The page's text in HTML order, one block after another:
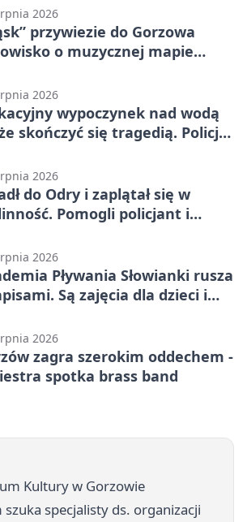
2026
przywiezie do Gorzowa
o muzycznej mapie
2026
wypoczynek nad wodą
skończyć się tragedią. Policja
2026
do Odry i zaplątał się w
Pomogli policjant i
2026
Pływania Słowianki rusza
Są zajęcia dla dzieci i
2026
zagra szerokim oddechem -
spotka brass band
Kultury w Gorzowie
specjalisty ds. organizacji